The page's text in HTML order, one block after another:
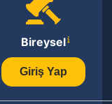
Bireysel
Giriş Yap